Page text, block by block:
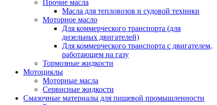
Прочие масла
Масла для тепловозов и судовой техники
Моторное масло
Для коммерческого транспорта (для
дизельных двигателей)
Для коммерческого транспорта с двигателем,
работающем на газу
Тормозные жидкости
Мотоциклы
Моторные масла
Сервисные жидкости
Смазочные материалы для пищевой промышленности